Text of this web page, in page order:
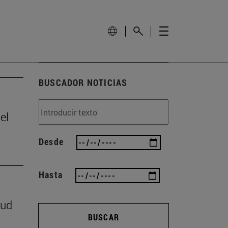
BUSCADOR NOTICIAS
Desde
Hasta
BUSCAR